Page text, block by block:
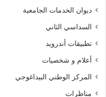
ديوان الخدمات الجامعية
السداسي الثاني
تطبيقات أندرويد
أعلام و شخصيات
المركز الوطني البيداغوجي
مناظرات